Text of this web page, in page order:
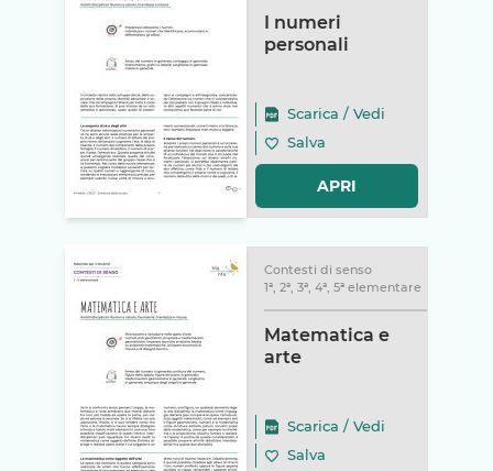
I numeri
personali
Scarica / Vedi
Salva
APRI
Contesti di senso
1ª, 2ª, 3ª, 4ª, 5ª elementare
Matematica e
arte
Scarica / Vedi
Salva